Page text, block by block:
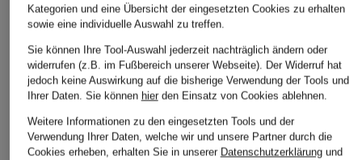
Weitere Kategorien
Abendkleider
Anzüge für Herren
Kleider
Lange Ballkleider
Kategorien und eine Übersicht der eingesetzten Cookies zu erhalten
sowie eine individuelle Auswahl zu treffen.
Sie können Ihre Tool-Auswahl jederzeit nachträglich ändern oder
widerrufen (z.B. im Fußbereich unserer Webseite). Der Widerruf hat
jedoch keine Auswirkung auf die bisherige Verwendung der Tools und
Ihrer Daten. Sie können hierden Einsatz von Cookies ablehnen.
Weitere Informationen zu den eingesetzten Tools und der
Verwendung Ihrer Daten, welche wir und unsere Partner durch die
Cookies erheben, erhalten Sie in unserer Datenschutzerklärungund